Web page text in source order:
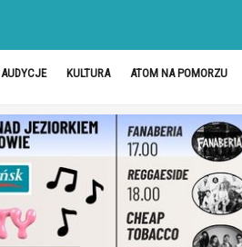
AUDYCJE KULTURA ATOM NA POMORZU